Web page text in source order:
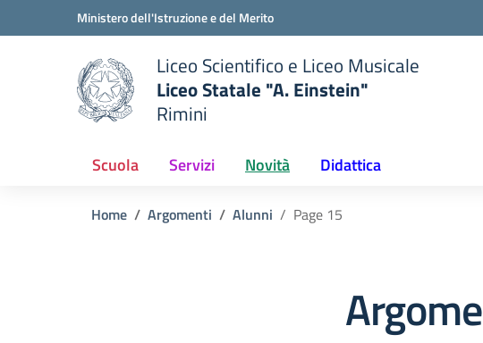
Vai ai contenuti
Vai al menu di navigazioneMinistero dell'Istruzione e del Merito
scuola
Liceo Scientifico e Liceo Musicale
Liceo Statale "A. Einstein"
Rimini
Scuola Servizi Novità Didattica
Home Argomenti Alunni Page 15